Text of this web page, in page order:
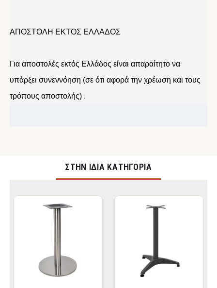
ΑΠΟΣΤΟΛΗ ΕΚΤΟΣ ΕΛΛΑΔΟΣ
Για αποστολές εκτός Ελλάδος είναι απαραίτητο να
υπάρξει συνεννόηση (σε ότι αφορά την χρέωση και τους
τρόπους αποστολής) .
ΣΤΉΝ ΊΔΙΑ ΚΑΤΗΓΟΡΊΑ